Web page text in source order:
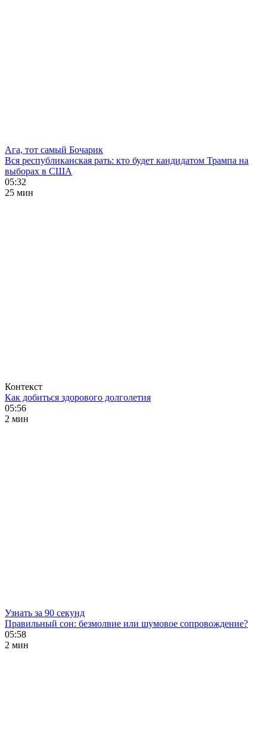
Ага, тот самый Бочарик
Вся республиканская рать: кто будет кандидатом Трампа на
выборах в США
05:32
25 мин
Контекст
Как добиться здорового долголетия
05:56
2 мин
Узнать за 90 секунд
Правильный сон: безмолвие или шумовое сопровождение?
05:58
2 мин